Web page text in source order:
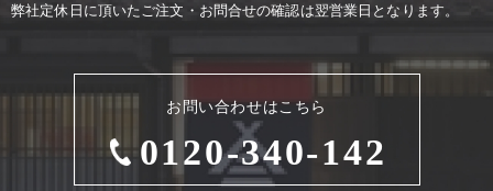
お問い合わせはこちら
0120-340-142
弊社定休⽇に頂いたご注⽂・お問合せの確認は翌営業⽇となります。